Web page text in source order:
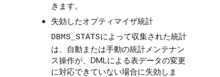
きます。
失効したオプティマイザ統計
DBMS_STATSによって収集された統計
は、自動または手動の統計メンテナン
ス操作が、DMLによる表データの変更
に対応できていない場合に失効しま